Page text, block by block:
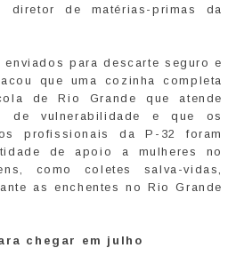
diretor de matérias-primas da
para descarte seguro e
que uma cozinha completa
de Rio Grande que atende
de vulnerabilidade e que os
profissionais da P-32 foram
de apoio a mulheres no
como coletes salva-vidas,
as enchentes no Rio Grande
chegar em julho